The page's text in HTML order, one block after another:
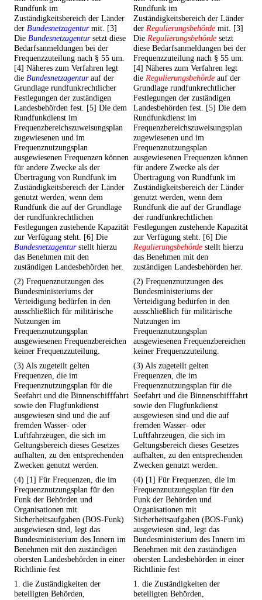
Rundfunk im
Zuständigkeitsbereich der Länder
der Bundesnetzagenturmit. [3]
Die Bundesnetzagentursetzt diese
Bedarfsanmeldungen bei der
Frequenzzuteilung nach § 55 um.
[4] Näheres zum Verfahren legt
die Bundesnetzagenturauf der
Grundlage rundfunkrechtlicher
Festlegungen der zuständigen
Landesbehörden fest. [5] Die dem
Rundfunkdienst im
Frequenzbereichszuweisungsplan
zugewiesenen und im
Frequenznutzungsplan
ausgewiesenen Frequenzen können
für andere Zwecke als der
Übertragung von Rundfunk im
Zuständigkeitsbereich der Länder
genutzt werden, wenn dem
Rundfunk die auf der Grundlage
der rundfunkrechtlichen
Festlegungen zustehende Kapazität
zur Verfügung steht. [6] Die
Bundesnetzagenturstellt hierzu
das Benehmen mit den
zuständigen Landesbehörden her.
Rundfunk im
Zuständigkeitsbereich der Länder
der Regulierungsbehörde mit. [3]
Die Regulierungsbehörde setzt
diese Bedarfsanmeldungen bei der
Frequenzzuteilung nach § 55 um.
[4] Näheres zum Verfahren legt
die Regulierungsbehörde auf der
Grundlage rundfunkrechtlicher
Festlegungen der zuständigen
Landesbehörden fest. [5] Die dem
Rundfunkdienst im
Frequenzbereichszuweisungsplan
zugewiesenen und im
Frequenznutzungsplan
ausgewiesenen Frequenzen können
für andere Zwecke als der
Übertragung von Rundfunk im
Zuständigkeitsbereich der Länder
genutzt werden, wenn dem
Rundfunk die auf der Grundlage
der rundfunkrechtlichen
Festlegungen zustehende Kapazität
zur Verfügung steht. [6] Die
Regulierungsbehörde stellt hierzu
das Benehmen mit den
zuständigen Landesbehörden her.
(2) Frequenznutzungen des
Bundesministeriums der
Verteidigung bedürfen in den
ausschließlich für militärische
Nutzungen im
Frequenznutzungsplan
ausgewiesenen Frequenzbereichen
keiner Frequenzzuteilung.
(2) Frequenznutzungen des
Bundesministeriums der
Verteidigung bedürfen in den
ausschließlich für militärische
Nutzungen im
Frequenznutzungsplan
ausgewiesenen Frequenzbereichen
keiner Frequenzzuteilung.
(3) Als zugeteilt gelten
Frequenzen, die im
Frequenznutzungsplan für die
Seefahrt und die Binnenschifffahrt
sowie den Flugfunkdienst
ausgewiesen sind und die auf
fremden Wasser- oder
Luftfahrzeugen, die sich im
Geltungsbereich dieses Gesetzes
aufhalten, zu den entsprechenden
Zwecken genutzt werden.
(3) Als zugeteilt gelten
Frequenzen, die im
Frequenznutzungsplan für die
Seefahrt und die Binnenschifffahrt
sowie den Flugfunkdienst
ausgewiesen sind und die auf
fremden Wasser- oder
Luftfahrzeugen, die sich im
Geltungsbereich dieses Gesetzes
aufhalten, zu den entsprechenden
Zwecken genutzt werden.
(4) [1] Für Frequenzen, die im
Frequenznutzungsplan für den
Funk der Behörden und
Organisationen mit
Sicherheitsaufgaben (BOS-Funk)
ausgewiesen sind, legt das
Bundesministerium des Innern im
Benehmen mit den zuständigen
obersten Landesbehörden in einer
Richtlinie fest
(4) [1] Für Frequenzen, die im
Frequenznutzungsplan für den
Funk der Behörden und
Organisationen mit
Sicherheitsaufgaben (BOS-Funk)
ausgewiesen sind, legt das
Bundesministerium des Innern im
Benehmen mit den zuständigen
obersten Landesbehörden in einer
Richtlinie fest
1. die Zuständigkeiten der
beteiligten Behörden,
1. die Zuständigkeiten der
beteiligten Behörden,